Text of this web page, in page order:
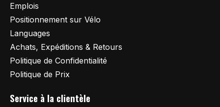
Emplois
Positionnement sur Vélo
Languages
Achats, Expéditions & Retours
Politique de Confidentialité
Politique de Prix
Service à la clientèle